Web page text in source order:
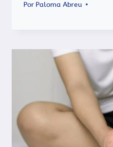
Por Paloma Abreu